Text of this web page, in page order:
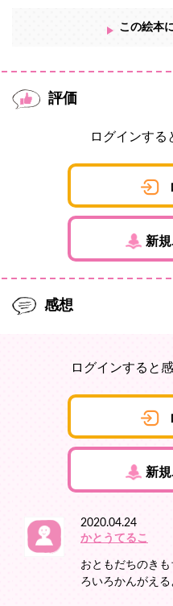
この絵本
評価
ログインする
新
感想
ログインすると
新
2020.04.24
かとうてるこ
おともだちのき
ろいろかんがえる